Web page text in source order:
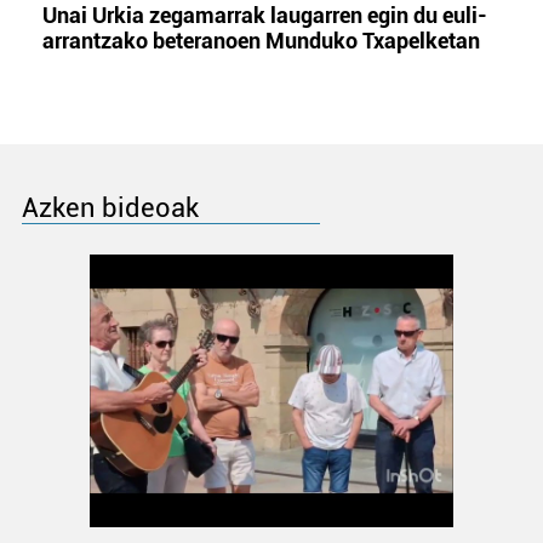
Unai Urkia zegamarrak laugarren egin du euli-
arrantzako beteranoen Munduko Txapelketan
Azken bideoak